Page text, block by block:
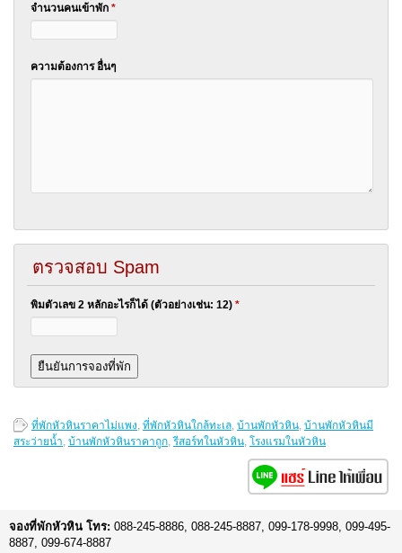
จำนวนคนเข้าพัก *
ความต้องการ อื่นๆ
ตรวจสอบ Spam
พิมตัวเลข 2 หลักอะไรก็ได้ (ตัวอย่างเช่น: 12) *
ที่พักหัวหินราคาไม่แพง, ที่พักหัวหินใกล้ทะเล, บ้านพักหัวหิน, บ้านพักหัวหินมี
สระว่ายน้ำ, บ้านพักหัวหินราคาถูก,รีสอร์ทในหัวหิน, โรงแรมในหัวหิน
จองที่พักหัวหิน โทร: 088-245-8886, 088-245-8887, 099-178-9998, 099-495-
8887, 099-674-8887